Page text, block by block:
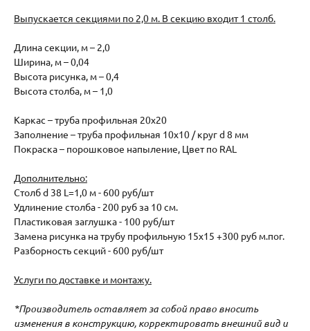
Выпускается секциями по 2,0 м. В секцию входит 1 столб.
Длина секции, м – 2,0
Ширина, м – 0,04
Высота рисунка, м – 0,4
Высота столба, м – 1,0
Каркас – труба профильная 20х20
Заполнение – труба профильная 10х10 / круг d 8 мм
Покраска – порошковое напыление, Цвет по RAL
Дополнительно:
Столб d 38 L=1,0 м - 600 руб/шт
Удлинение столба - 200 руб за 10 см.
Пластиковая заглушка - 100 руб/шт
Замена рисунка на трубу профильную 15х15 +300 руб м.пог.
Разборность секций - 600 руб/шт
Услуги по доставке и монтажу.
*Производитель оставляет за собой право вносить
изменения в конструкцию, корректировать внешний вид и